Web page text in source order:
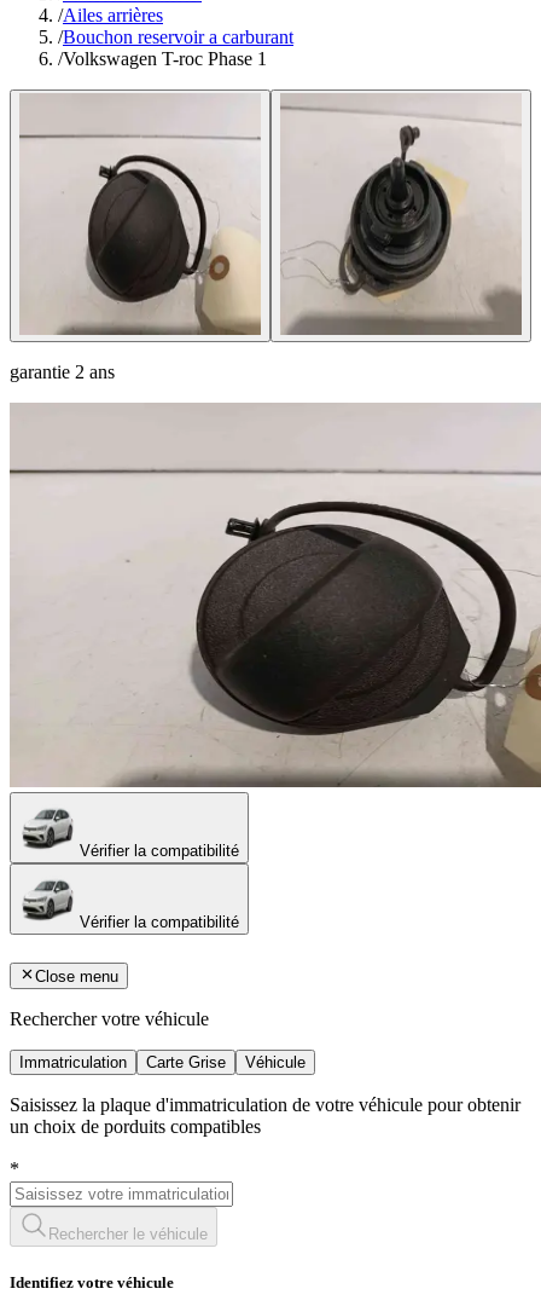
/Ailes arrières
/Bouchon reservoir a carburant
/Volkswagen T-roc Phase 1
garantie 2 ans
Vérifier la compatibilité
Vérifier la compatibilité
Close menu
Rechercher votre véhicule
Immatriculation Carte Grise Véhicule
Saisissez la plaque d'immatriculation de votre véhicule pour obtenir
un choix de porduits compatibles
*
Rechercher le véhicule
Identifiez votre véhicule